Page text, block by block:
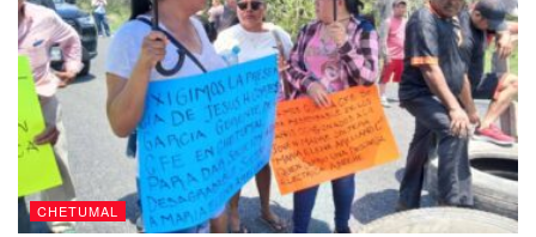
Chetumal, junto con el Ka’Yok de Cancún, el Cha’an
Ka’an de Cozumel y el Sayab de Playa del Carmen, hacen
que Quintana Roo, cuente con la red de planetarios más
grande en el país.
Puedes volver a leer
CHETUMAL